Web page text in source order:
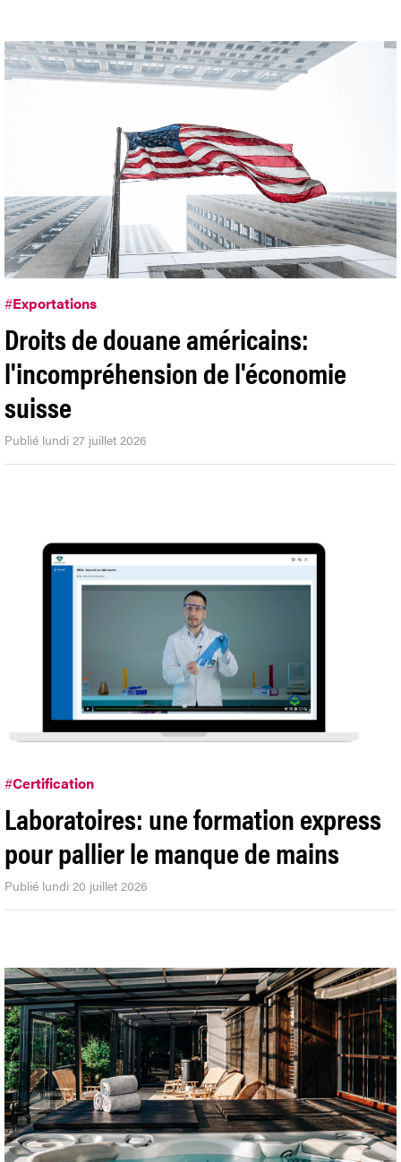
#Exportations
Droits de douane américains:
l'incompréhension de l'économie
suisse
Publié lundi 27 juillet 2026
#Certification
Laboratoires: une formation express
pour pallier le manque de mains
Publié lundi 20 juillet 2026